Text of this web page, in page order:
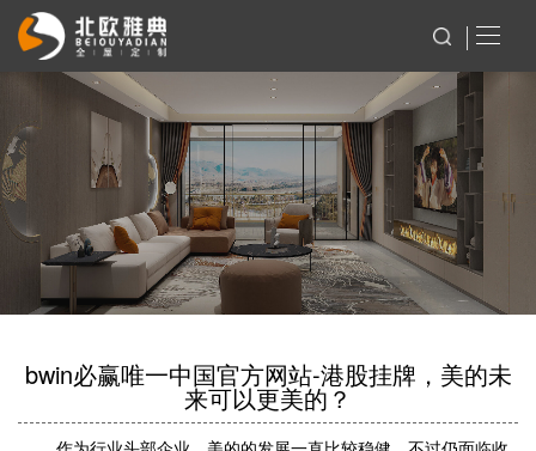
bwin必赢唯一中国官方网站-港股挂牌，美的未
来可以更美的？